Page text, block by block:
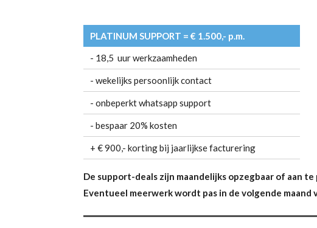
PLATINUM SUPPORT = € 1.500,- p.m.
- 18,5 uur werkzaamheden
- wekelijks persoonlijk contact
- onbeperkt whatsapp support
- bespaar 20% kosten
+ € 900,- korting bij jaarlijkse facturering
De support-deals zijn maandelijks opzegbaar of aan
Eventueel meerwerk wordt pas in de volgende